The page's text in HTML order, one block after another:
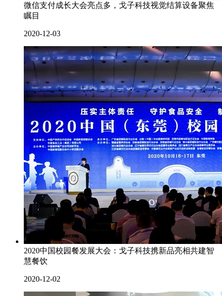
微信支付成长大会亮点多，戈子科技视觉结算设备聚焦
瞩目
2020-12-03
2020中国校园餐发展大会：戈子科技携新品亮相共建智
慧餐饮
2020-12-02